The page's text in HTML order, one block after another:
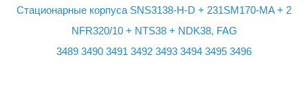
Стационарные корпуса SNS3138-H-D + 231SM170-MA + 2
NFR320/10 + NTS38 + NDK38, FAG
3489 3490 3491 3492 3493 3494 3495 3496